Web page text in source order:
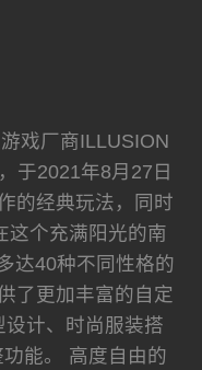
戏厂商ILLUSION
于2021年8月27日
的经典玩法，同时
这个充满阳光的南
达40种不同性格的
了更加丰富的自定
计、时尚服装搭
能。 高度自由的